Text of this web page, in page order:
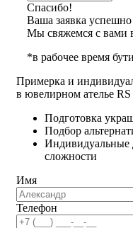
Спасибо!
Ваша заявка успешно
Мы свяжемся с вами
*в рабочее время
Примерка и
в ювелирном ателье RS
Подготовка
Подбор
Индивидуальные
сложности
Имя
Телефон